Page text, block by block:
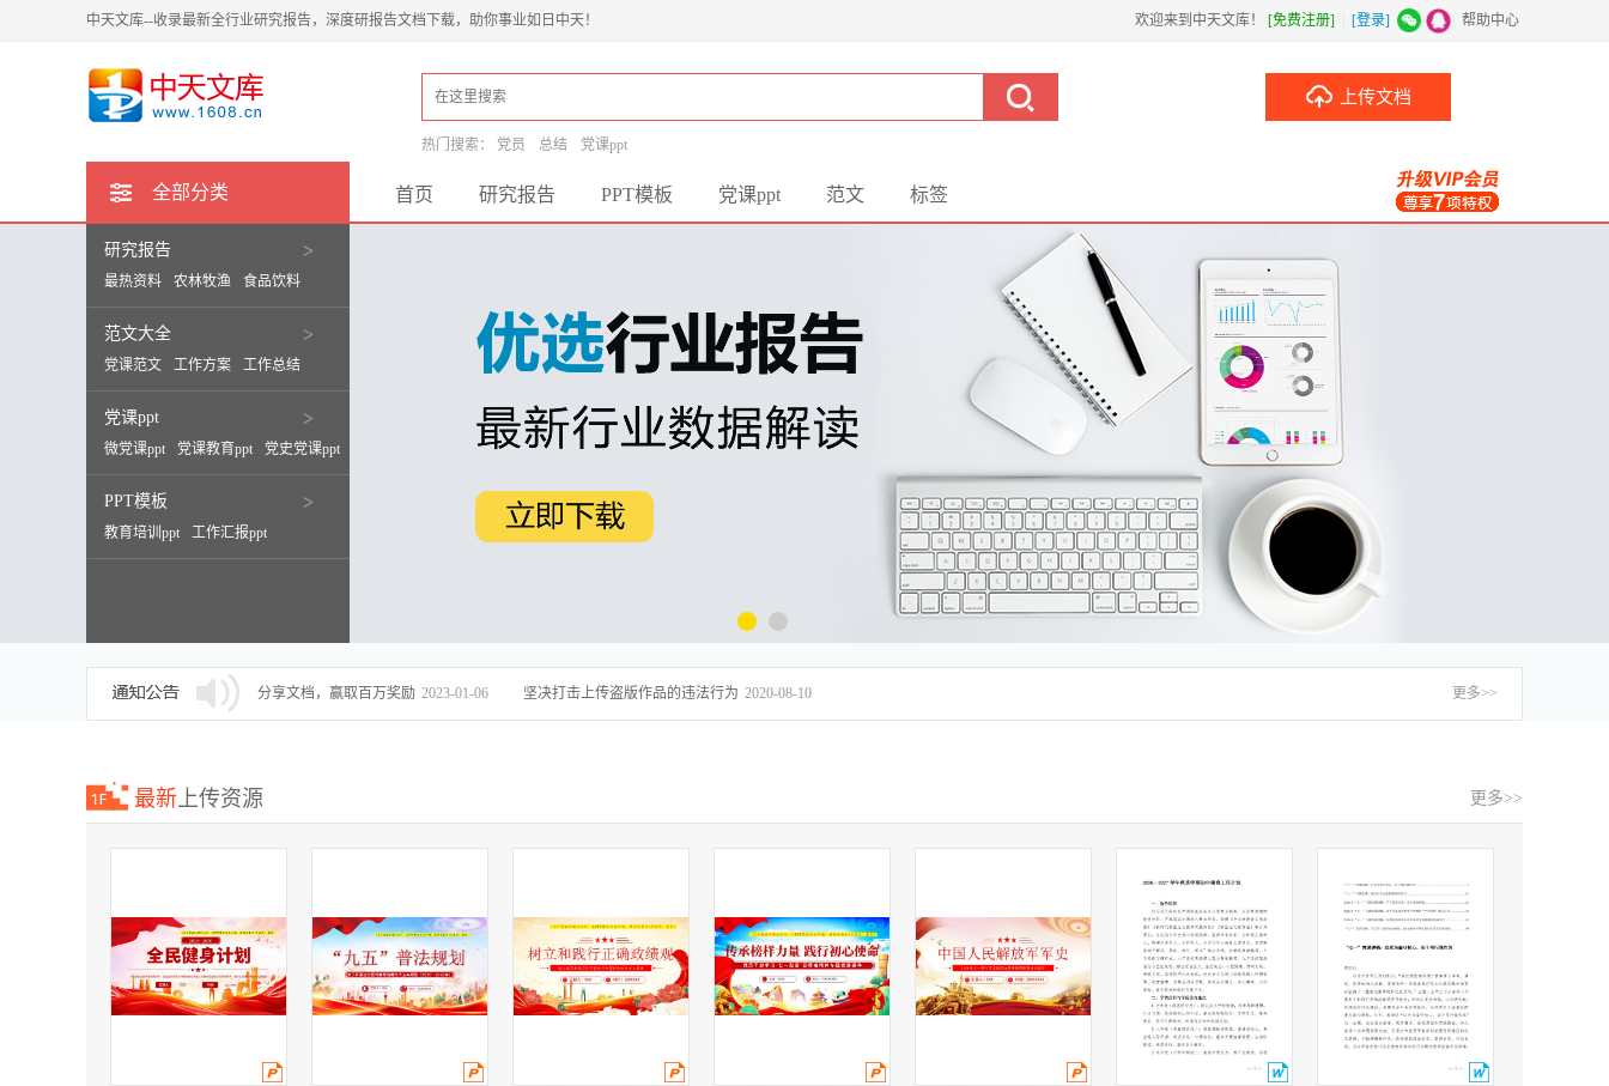
欢迎来到中天文库！ [免费注册] [登录] 帮助中心
中天文库--收录最新全行业研究报告，深度研报告文档下载，助你事业如日中天！
热门搜索： 党员 总结 党课ppt
上传文档
全部分类
研究报告 >
最热资料 农林牧渔 食品饮料
范文大全 >
党课范文 工作方案 工作总结
党课ppt >
微党课ppt 党课教育ppt 党史党课ppt
PPT模板 >
教育培训ppt
工作汇报ppt
述职报告ppt
首页 研究报告 PPT模板 党课ppt 范文 标签
分享文档，赢取百万奖励 2023-01-06 坚决打击上传盗版作品的违法行为 2020-08-10 更多>>
最新上传资源 更多>>